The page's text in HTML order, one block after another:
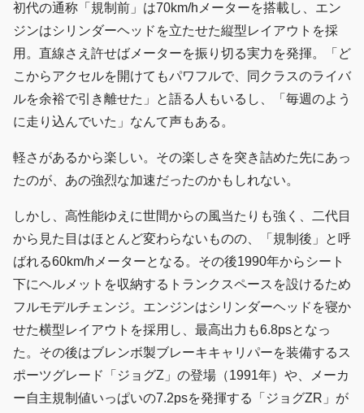
初代の通称「規制前」は70km/hメーターを搭載し、エン
ジンはシリンダーヘッドを立たせた縦型レイアウトを採
用。直線さえ許せばメーターを振り切る実力を発揮。「ど
こからアクセルを開けてもパワフルで、同クラスのライバ
ルを余裕で引き離せた」と語る人もいるし、「毎週のよう
に走り込んでいた」なんて声もある。
軽さがあるから楽しい。その楽しさを突き詰めた先にあっ
たのが、あの強烈な加速だったのかもしれない。
しかし、高性能ゆえに世間からの風当たりも強く、二代目
から見た目はほとんど変わらないものの、「規制後」と呼
ばれる60km/hメーターとなる。その後1990年からシート
下にヘルメットを収納するトランクスペースを設けるため
フルモデルチェンジ。エンジンはシリンダーヘッドを寝か
せた横型レイアウトを採用し、最高出力も6.8psとなっ
た。その後はブレンボ製ブレーキキャリパーを装備するス
ポーツグレード「ジョグZ」の登場（1991年）や、メーカ
ー自主規制値いっぱいの7.2psを発揮する「ジョグZR」が